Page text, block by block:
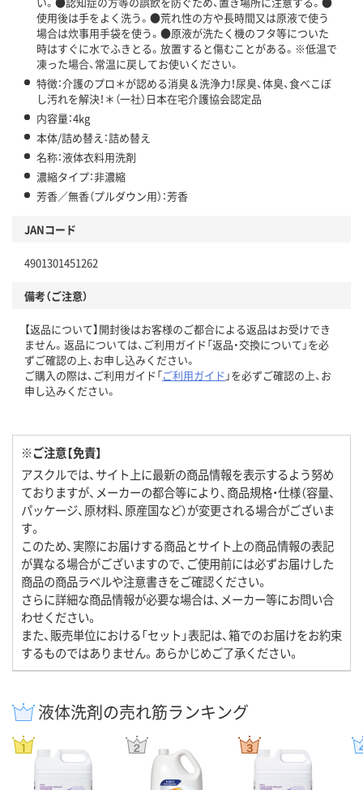
使用後は手をよく洗う。●荒れ性の方や長時間又は原液で使う
場合は炊事用手袋を使う。●原液が洗たく機のフタ等についた
時はすぐに水でふきとる。放置すると傷むことがある。※低温で
凍った場合、常温に戻してお使いください。
特徴：介護のプロ＊が認める消臭＆洗浄力！尿臭、体臭、食べこぼ
し汚れを解決！＊（一社）日本在宅介護協会認定品
内容量：4kg
本体/詰め替え：詰め替え
名称：液体衣料用洗剤
濃縮タイプ：非濃縮
芳香／無香（プルダウン用）：芳香
JANコード
4901301451262
備考（ご注意）
【返品について】開封後はお客様のご都合による返品はお受けでき
ません。返品については、ご利用ガイド「返品・交換について」を必
ずご確認の上、お申し込みください。
ご購入の際は、ご利用ガイド「ご利用ガイド 」を必ずご確認の上、お
申し込みください。
※ご注意【免責】
アスクルでは、サイト上に最新の商品情報を表示するよう努め
ておりますが、メーカーの都合等により、商品規格・仕様（容量、
パッケージ、原材料、原産国など）が変更される場合がございま
す。
このため、実際にお届けする商品とサイト上の商品情報の表記
が異なる場合がございますので、ご使用前には必ずお届けした
商品の商品ラベルや注意書きをご確認ください。
さらに詳細な商品情報が必要な場合は、メーカー等にお問い合
わせください。
また、販売単位における「セット」表記は、箱でのお届けをお約束
するものではありません。あらかじめご了承ください。
液体洗剤の売れ筋ランキング